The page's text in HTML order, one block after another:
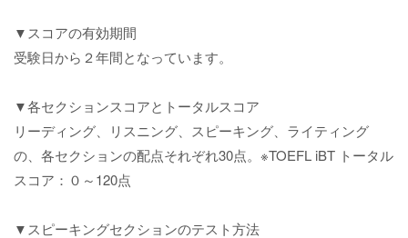
▼スコアの有効期間
受験日から２年間となっています。
▼各セクションスコアとトータルスコア
リーディング、リスニング、スピーキング、ライティング
の、各セクションの配点それぞれ30点。※TOEFL iBT トータル
スコア：０～120点
▼スピーキングセクションのテスト方法